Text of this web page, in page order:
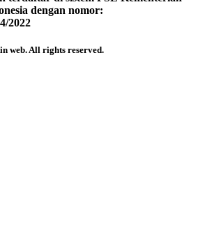
dengan nomor:
2022
web. All rights reserved.